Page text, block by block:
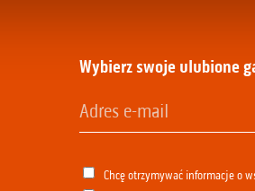
Wybierz swoje ulubione
Chcę otrzymywać informacje o